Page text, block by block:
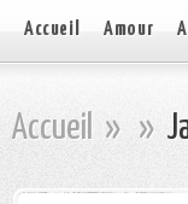
Accueil Amour
Accueil » »